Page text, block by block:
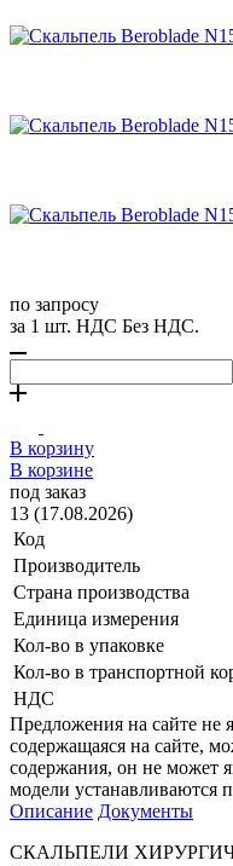
по запросу
за 1 шт. НДС Без НДС.
В корзину
В корзине
под заказ
13 (17.08.2026)
Код
Производитель
Страна производства
Единица измерения
Кол-во в упаковке
Кол-во в транспортной
НДС
Предложения на сайте не
содержащаяся на сайте,
содержания, он не может
модели устанавливаются
Описание Документы
СКАЛЬПЕЛИ